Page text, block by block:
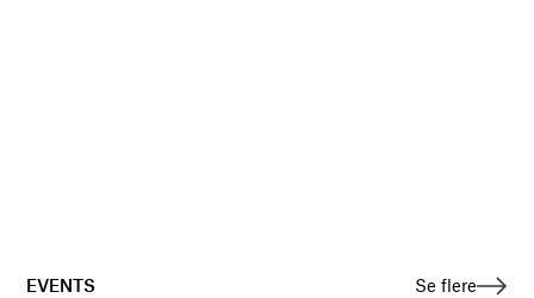
EVENTS Se flere